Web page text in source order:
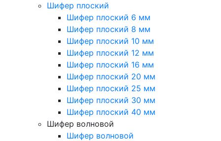
Шифер плоский
Шифер плоский 6 мм
Шифер плоский 8 мм
Шифер плоский 10 мм
Шифер плоский 12 мм
Шифер плоский 16 мм
Шифер плоский 20 мм
Шифер плоский 25 мм
Шифер плоский 30 мм
Шифер плоский 40 мм
Шифер волновой
Шифер волновой